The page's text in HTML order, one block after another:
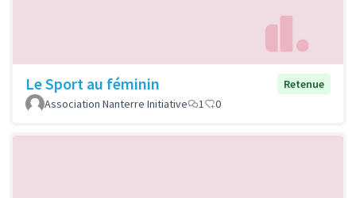
Le Sport au féminin
Retenue
Association Nanterre Initiative
1 0